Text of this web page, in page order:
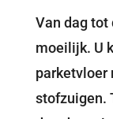
Van dag tot
moeilijk. U
parketvloer
stofzuigen.